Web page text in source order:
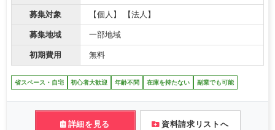
募集対象 【個人】 【法人】
募集地域 一部地域
初期費用 無料
省スペース・自宅 初心者大歓迎 年齢不問 在庫を持たない 副業でも可能
詳細を見る 資料請求リストへ